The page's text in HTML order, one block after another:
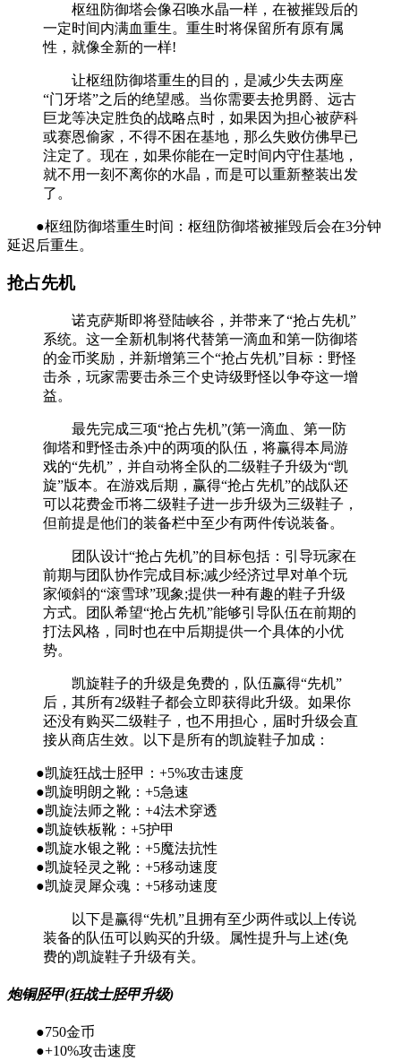
枢纽防御塔会像召唤水晶一样，在被摧毁后的
一定时间内满血重生。重生时将保留所有原有属
性，就像全新的一样!
让枢纽防御塔重生的目的，是减少失去两座
“门牙塔”之后的绝望感。当你需要去抢男爵、远古
巨龙等决定胜负的战略点时，如果因为担心被萨科
或赛恩偷家，不得不困在基地，那么失败仿佛早已
注定了。现在，如果你能在一定时间内守住基地，
就不用一刻不离你的水晶，而是可以重新整装出发
了。
●枢纽防御塔重生时间：枢纽防御塔被摧毁后会在3分钟
延迟后重生。
抢占先机
诺克萨斯即将登陆峡谷，并带来了“抢占先机”
系统。这一全新机制将代替第一滴血和第一防御塔
的金币奖励，并新增第三个“抢占先机”目标：野怪
击杀，玩家需要击杀三个史诗级野怪以争夺这一增
益。
最先完成三项“抢占先机”(第一滴血、第一防
御塔和野怪击杀)中的两项的队伍，将赢得本局游
戏的“先机”，并自动将全队的二级鞋子升级为“凯
旋”版本。在游戏后期，赢得“抢占先机”的战队还
可以花费金币将二级鞋子进一步升级为三级鞋子，
但前提是他们的装备栏中至少有两件传说装备。
团队设计“抢占先机”的目标包括：引导玩家在
前期与团队协作完成目标;减少经济过早对单个玩
家倾斜的“滚雪球”现象;提供一种有趣的鞋子升级
方式。团队希望“抢占先机”能够引导队伍在前期的
打法风格，同时也在中后期提供一个具体的小优
势。
凯旋鞋子的升级是免费的，队伍赢得“先机”
后，其所有2级鞋子都会立即获得此升级。如果你
还没有购买二级鞋子，也不用担心，届时升级会直
接从商店生效。以下是所有的凯旋鞋子加成：
●凯旋狂战士胫甲：+5%攻击速度
●凯旋明朗之靴：+5急速
●凯旋法师之靴：+4法术穿透
●凯旋铁板靴：+5护甲
●凯旋水银之靴：+5魔法抗性
●凯旋轻灵之靴：+5移动速度
●凯旋灵犀众魂：+5移动速度
以下是赢得“先机”且拥有至少两件或以上传说
装备的队伍可以购买的升级。属性提升与上述(免
费的)凯旋鞋子升级有关。
炮铜胫甲(狂战士胫甲升级)
●750金币
●+10%攻击速度